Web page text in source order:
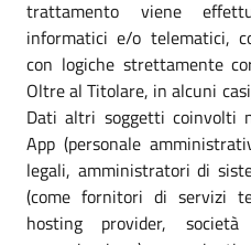
trattamento viene
informatici e/o telematici,
con logiche strettamente
Oltre al Titolare, in alcuni
Dati altri soggetti coinvolti
App (personale
legali, amministratori di
(come fornitori di servizi
hosting provider,